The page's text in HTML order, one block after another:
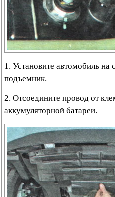
1. Установите автомобиль на
подъемник.
2. Отсоедините провод от
аккумуляторной батареи.